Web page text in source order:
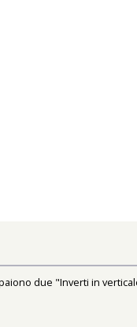
due "Inverti in